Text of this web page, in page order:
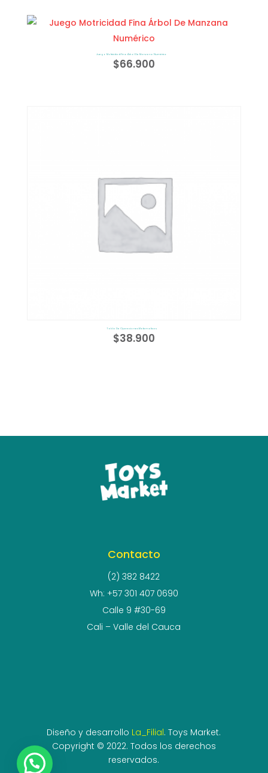
Juego Motricidad Fina Árbol De Manzana Numérico
$66.900
Tabla De Operaciones Matematicas
$38.900
Contacto
(2) 382 8422
Wh: +57 301 407 0690
Calle 9 #30-69
Cali – Valle del Cauca
Diseño y desarrollo La_Filial. Toys Market.
Copyright © 2022. Todos los derechos
reservados.